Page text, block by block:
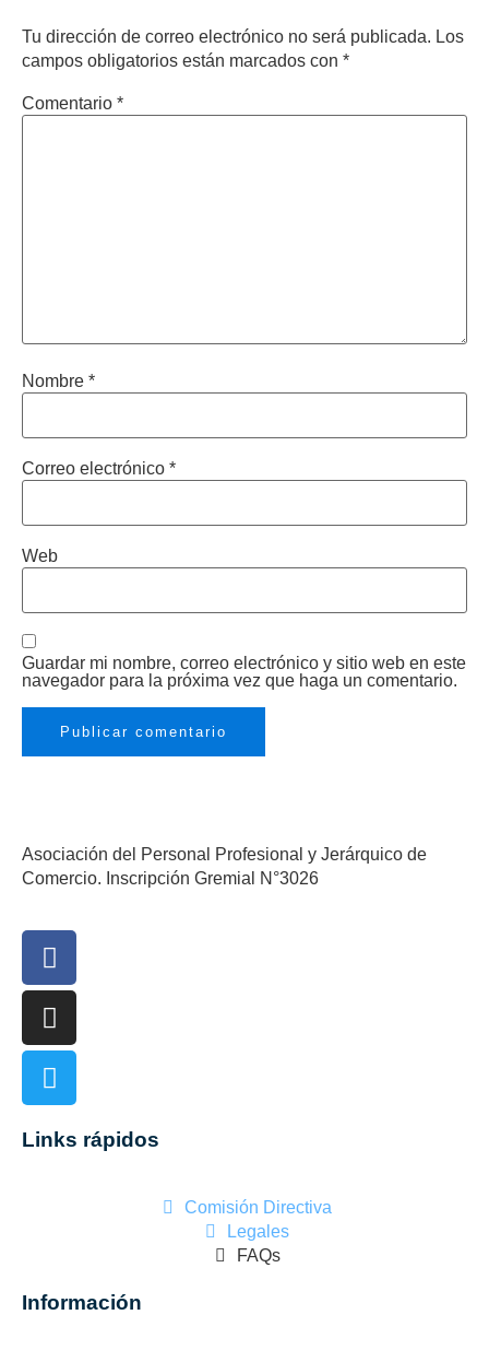
Tu dirección de correo electrónico no será publicada. Los
campos obligatorios están marcados con *
Comentario *
Nombre *
Correo electrónico *
Web
Guardar mi nombre, correo electrónico y sitio web en este
navegador para la próxima vez que haga un comentario.
Asociación del Personal Profesional y Jerárquico de
Comercio. Inscripción Gremial N°3026
Links rápidos
Comisión Directiva
Legales
FAQs
Información